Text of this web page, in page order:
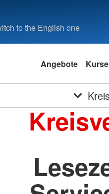
to the English one
Angebote Kurse